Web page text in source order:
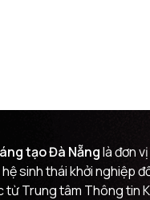
tạo Đà Nẵnglà đơn
sinh thái khởi nghiệp
Trung tâm Thông tin